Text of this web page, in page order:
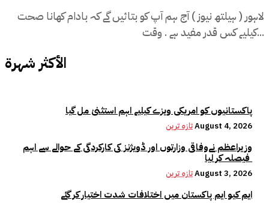
لاہور ( ہیلتھ نیوز ) آج ہم آپ کو بتائیں گے کہ بادام کھانا صحت
کیلیے کس قدر مفید ہے . وقت...
الأكثر شهرة
پاکستانیوں کو امریکی ویزے کیلیے اہم استثنیٰ مل گیا
تازہ ترینAugust 4, 2026
وزیراعظم نےوفاقی وزارتوں اور ڈویژنز کی کارکردگی کے حوالے سے اہم
تازہ ترینAugust 3, 2026
ایم کیو ایم پاکستان میں اختلافات شدت اختیار کر گئے